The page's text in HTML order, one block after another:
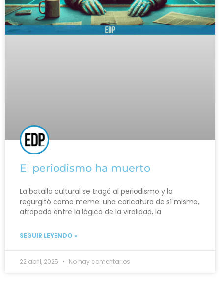
El periodismo ha muerto
La batalla cultural se tragó al periodismo y lo
regurgitó como meme: una caricatura de sí mismo,
atrapada entre la lógica de la viralidad, la
SEGUIR LEYENDO »
22 abril, 2025 No hay comentarios